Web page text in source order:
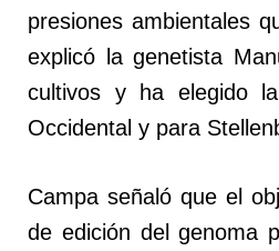
presiones ambientales
explicó la genetista
cultivos y ha elegido
Occidental y para
Campa señaló que el
de edición del genoma